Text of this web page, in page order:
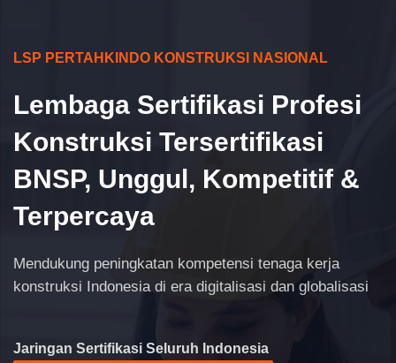
LSP PERTAHKINDO KONSTRUKSI NASIONAL
Lembaga Sertifikasi Profesi
Konstruksi Tersertifikasi
BNSP, Unggul, Kompetitif &
Terpercaya
Mendukung peningkatan kompetensi tenaga kerja
konstruksi Indonesia di era digitalisasi dan globalisasi
Jaringan Sertifikasi Seluruh Indonesia